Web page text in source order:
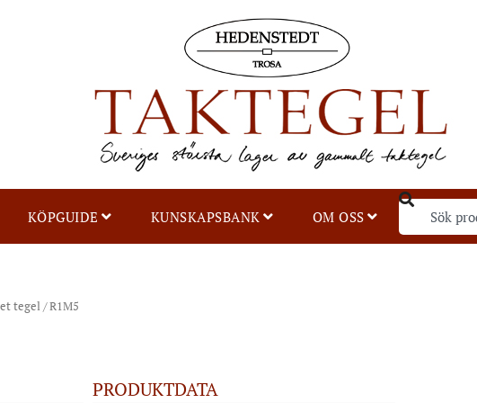
KÖPGUIDE KUNSKAPSBANK OM OSS
tegel/ R1M5
PRODUKTDATA